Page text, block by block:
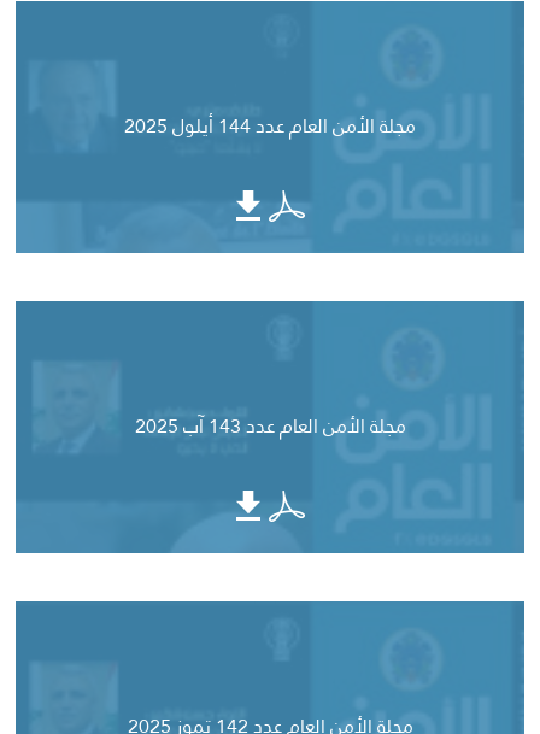
مجلة الأمن العام عدد 144 أيلول 2025
مجلة الأمن العام عدد 143 آب 2025
مجلة الأمن العام عدد 142 تموز 2025